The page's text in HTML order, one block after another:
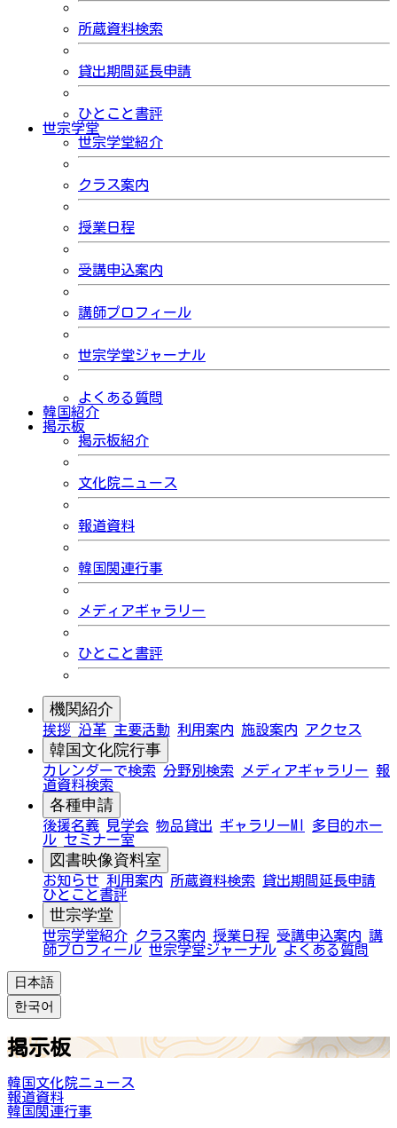
所蔵資料検索
貸出期間延長申請
ひとこと書評
世宗学堂
世宗学堂紹介
クラス案内
授業日程
受講申込案内
講師プロフィール
世宗学堂ジャーナル
よくある質問
韓国紹介
掲示板
掲示板紹介
文化院ニュース
報道資料
韓国関連行事
メディアギャラリー
ひとこと書評
機関紹介
挨拶 沿革 主要活動 利用案内 施設案内 アクセス
韓国文化院行事
カレンダーで検索 分野別検索 メディアギャラリー 報
道資料検索
各種申請
後援名義 見学会 物品貸出 ギャラリーMI
多目的ホー
ル セミナー室
図書映像資料室
お知らせ 利用案内 所蔵資料検索
貸出期間延長申請
ひとこと書評
世宗学堂
世宗学堂紹介 クラス案内 授業日程 受講申込案内 講
師プロフィール 世宗学堂ジャーナル よくある質問
日本語
한국어
掲示板
韓国文化院ニュース
報道資料
韓国関連行事